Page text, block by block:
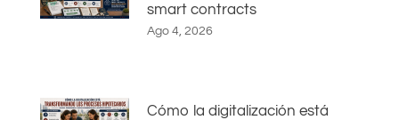
smart contracts
Ago 4, 2026
Cómo la digitalización está